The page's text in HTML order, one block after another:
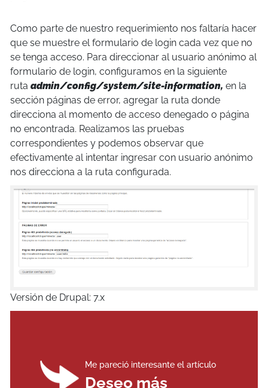
Como parte de nuestro requerimiento nos faltaría hacer
que se muestre el formulario de login cada vez que no
se tenga acceso. Para direccionar al usuario anónimo al
formulario de login, configuramos en la siguiente
ruta admin/config/system/site-information, en la
sección páginas de error, agregar la ruta donde
direcciona al momento de acceso denegado o página
no encontrada. Realizamos las pruebas
correspondientes y podemos observar que
efectivamente al intentar ingresar con usuario anónimo
nos direcciona a la ruta configurada.
Versión de Drupal: 7.x
Me pareció interesante el artículo
Deseo más